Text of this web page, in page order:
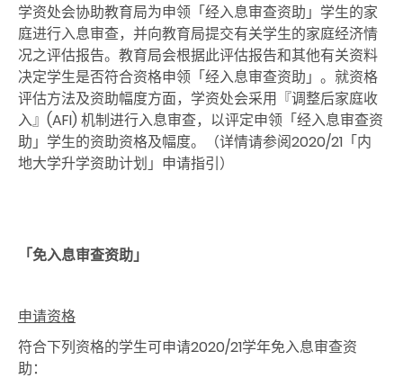
学资处会协助教育局为申领「经入息审查资助」学生的家
庭进行入息审查，并向教育局提交有关学生的家庭经济情
况之评估报告。教育局会根据此评估报告和其他有关资料
决定学生是否符合资格申领「经入息审查资助」。就资格
评估方法及资助幅度方面，学资处会采用『调整后家庭收
入』(AFI) 机制进行入息审查，以评定申领「经入息审查资
助」学生的资助资格及幅度。（详情请参阅2020/21「内
地大学升学资助计划」申请指引）
「免入息审查资助」
申请资格
符合下列资格的学生可申请2020/21学年免入息审查资
助：